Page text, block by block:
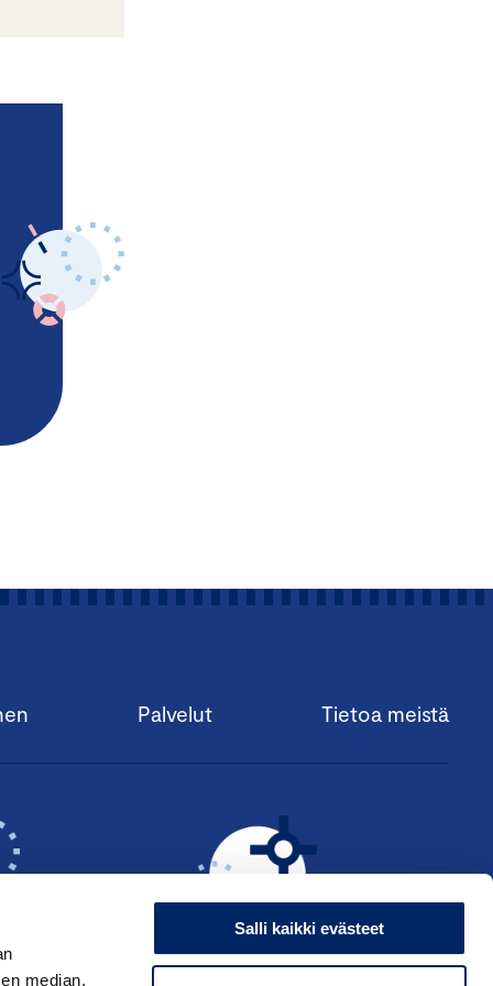
median,
Salli kaikki evästeet
Palvelut Tietoa meistä